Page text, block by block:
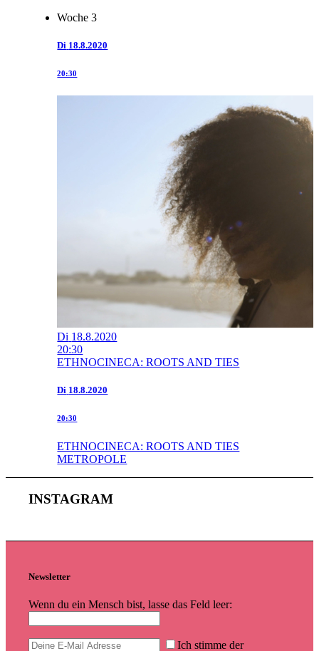
Woche 3
Di 18.8.2020
20:30
Di 18.8.2020
20:30
ETHNOCINECA: ROOTS AND TIES
Di 18.8.2020
20:30
ETHNOCINECA: ROOTS AND TIES
METROPOLE
INSTAGRAM
Newsletter
Wenn du ein Mensch bist, lasse das Feld leer:
Ich stimme der